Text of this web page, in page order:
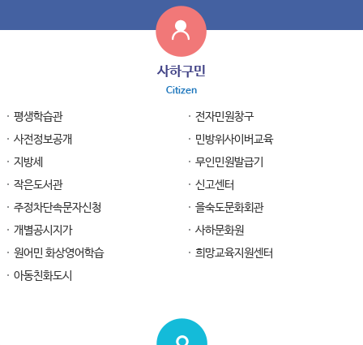
사하구민
Citizen
평생학습관
전자민원창구
사전정보공개
민방위사이버교육
지방세
무인민원발급기
작은도서관
신고센터
주정차단속문자신청
을숙도문화회관
개별공시지가
사하문화원
원어민 화상영어학습
희망교육지원센터
아동친화도시